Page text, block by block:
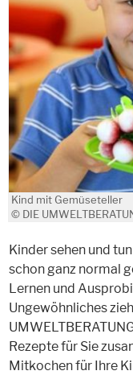
Kind mit Gemüseteller
© DIE
Kinder sehen und
schon ganz normal
Lernen und
Ungewöhnliches
Rezepte für Sie
Mitkochen für Ihre